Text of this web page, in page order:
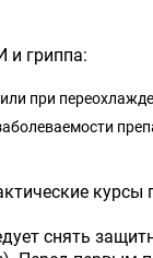
и гриппа:
при
курсы
снять